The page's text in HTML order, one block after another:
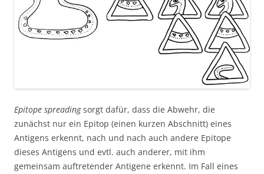
Epitope spreadingsorgt dafür, dass die Abwehr, die
zunächst nur ein Epitop (einen kurzen Abschnitt) eines
Antigens erkennt, nach und nach auch andere Epitope
dieses Antigens und evtl. auch anderer, mit ihm
gemeinsam auftretender Antigene erkennt. Im Fall eines